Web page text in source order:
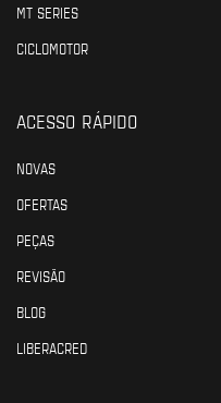
MT SERIES
CICLOMOTOR
ACESSO RÁPIDO
NOVAS
OFERTAS
PEÇAS
REVISÃO
BLOG
LIBERACRED